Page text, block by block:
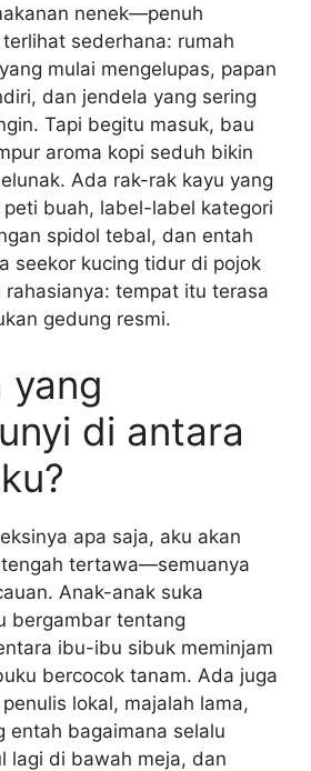
nenek—penuh
sederhana: rumah
mulai mengelupas, papan
dan jendela yang sering
Tapi begitu masuk, bau
aroma kopi seduh bikin
Ada rak-rak kayu yang
buah, label-label kategori
spidol tebal, dan entah
seekor kucing tidur di pojok
tempat itu terasa
gedung resmi.
yang
di antara
apa saja, aku akan
tertawa—semuanya
Anak-anak suka
bergambar tentang
ibu-ibu sibuk meminjam
bercocok tanam. Ada juga
lokal, majalah lama,
entah bagaimana selalu
lagi di bawah meja, dan